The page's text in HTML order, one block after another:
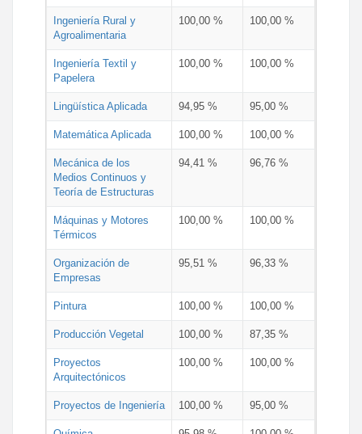
Ingeniería Rural y
Agroalimentaria
100,00 % 100,00 %
Ingeniería Textil y
Papelera
100,00 % 100,00 %
Lingüística Aplicada 94,95 % 95,00 %
Matemática Aplicada 100,00 % 100,00 %
Mecánica de los
Medios Continuos y
Teoría de Estructuras
94,41 % 96,76 %
Máquinas y Motores
Térmicos
100,00 % 100,00 %
Organización de
Empresas
95,51 % 96,33 %
Pintura 100,00 % 100,00 %
Producción Vegetal 100,00 % 87,35 %
Proyectos
Arquitectónicos
100,00 % 100,00 %
Proyectos de Ingeniería 100,00 % 95,00 %